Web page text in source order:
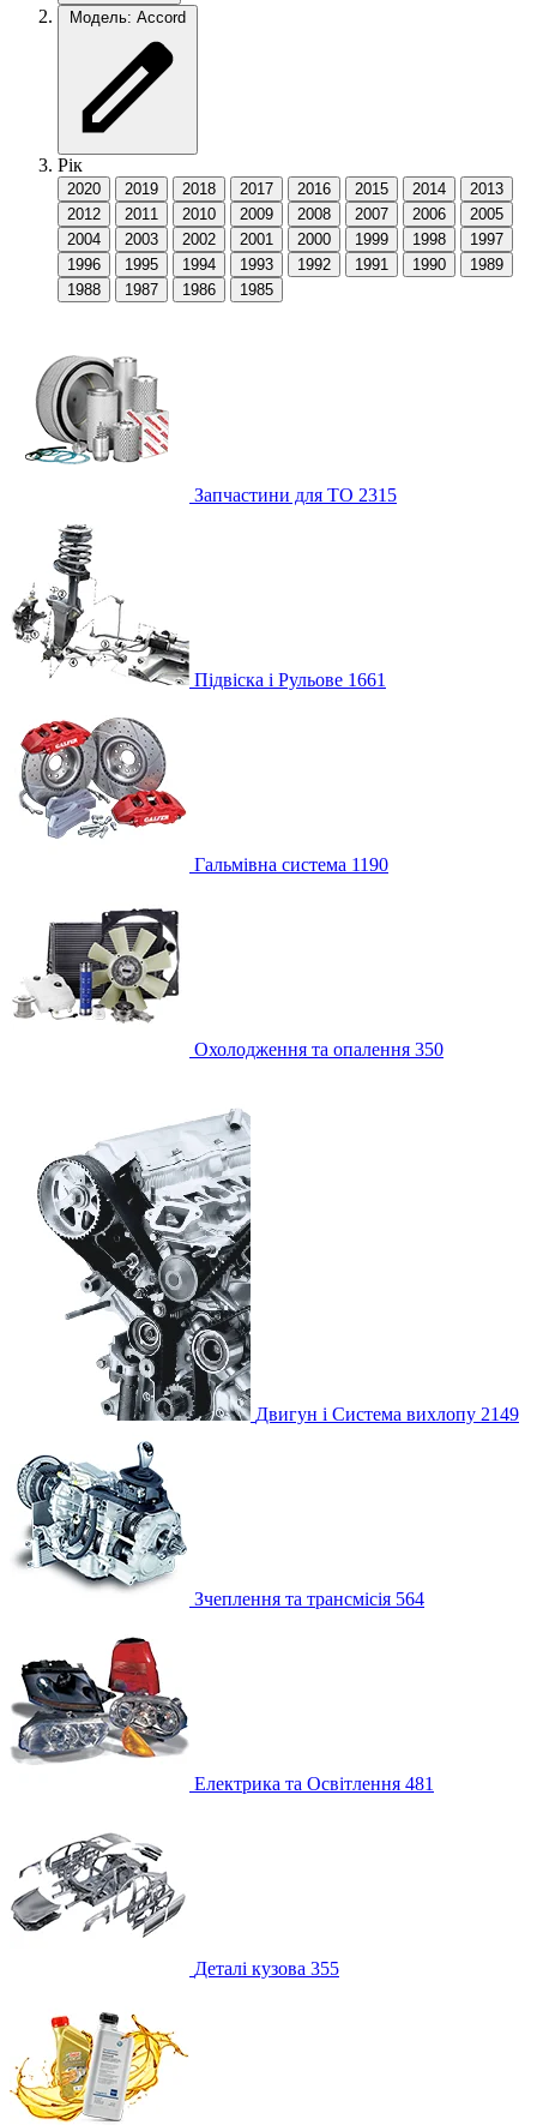
Модель: Accord
Рік
2020 2019 2018 2017 2016 2015 2014
2013
2012
2011 2010 2009 2008 2007 2006
2005
2004
2003 2002 2001 2000 1999 1998
1997
1996
1995 1994 1993 1992 1991 1990
1989
1988
1987 1986 1985
Запчастини для ТО 2315
Підвіска і Рульове 1661
Гальмівна система 1190
Охолодження та опалення 350
Двигун і Система вихлопу 2149
Зчеплення та трансмісія 564
Електрика та Освітлення 481
Деталі кузова 355